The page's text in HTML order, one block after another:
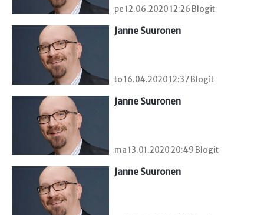
pe 12.06.2020 12:26 Blogit
Janne Suuronen
to 16.04.2020 12:37 Blogit
Janne Suuronen
ma 13.01.2020 20:49 Blogit
Janne Suuronen